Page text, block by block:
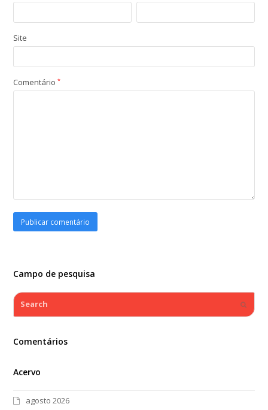
Site
Comentário*
Campo de pesquisa
Search
Comentários
Acervo
agosto 2026